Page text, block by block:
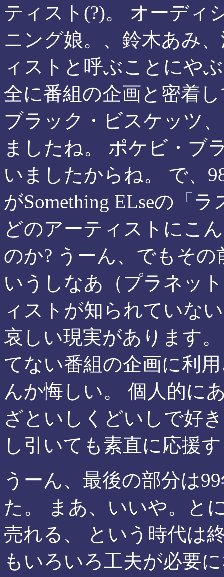
ティスト(?)。 オーディ
ニング娘。、鈴木あみ
ィストと呼ぶことにや
全に番組の企画と密着
ブラック・ビスケッツ
ましたね。 ポケビ・ブ
いましたからね。 で、
がSomething ELseの「
どのアーティストにこ
のか? うーん、でもそ
いうしなあ（プラネッ
ィストが知られていな
哀しい現実があります
てない番組の企画に利
んか悔しい。 個人的に
ざといしくどいしで好
し引いても素直に応援
うーん、最後の部分は
た。 まあ、いいや。と
売れる、 という時代は
もいろいろ工夫が必要